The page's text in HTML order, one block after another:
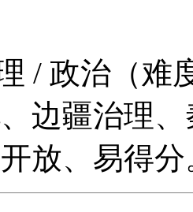
/ 政治（难
边疆治理
放、易得分